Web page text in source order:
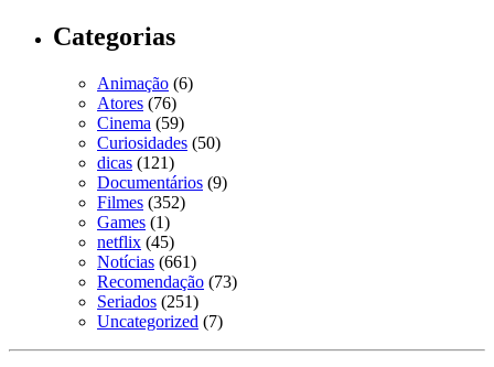
Categorias
Animação (6)
Atores (76)
Cinema (59)
Curiosidades (50)
dicas (121)
Documentários (9)
Filmes (352)
Games (1)
netflix (45)
Notícias (661)
Recomendação (73)
Seriados (251)
Uncategorized (7)